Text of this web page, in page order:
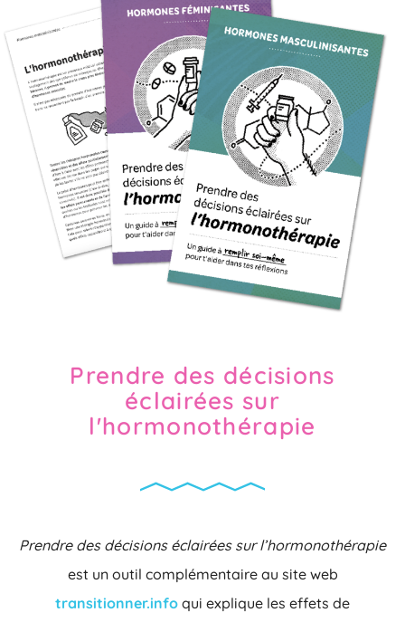
Prendre des décisions
éclairées sur
l'hormonothérapie
Prendre des décisions éclairées sur l’hormonothérapie
est un outil complémentaire au site web
transitionner.info qui explique les effets de